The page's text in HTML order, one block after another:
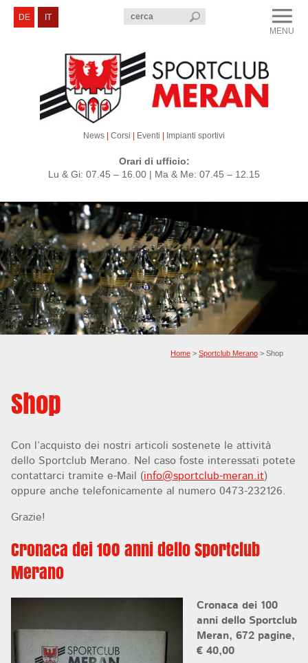
News | Corsi | Eventi | Impianti sportivi
Orari di ufficio:
Lu & Gi: 07.45 – 16.00 | Ma & Me: 07.45 – 12.15
DE
IT
MENU
menu CLOSE
Sportclub Merano
Corsi e Eventi
Servizi e Contatti
Home > Sportclub Merano > Shop
Shop
Con l’acquisto dei nostri articoli sostenete le attività
dello Sportclub Merano. Nel caso foste interessati potete
contattarci tramite e-Mail (info@sportclub-meran.it)
oppure anche telefonicamente al numero 0473-232126.
Grazie!
Cronaca dei 100 anni dello Sportclub
Merano
Cronaca dei 100
anni dello Sportclub
Meran, 672 pagine,
€ 40,00